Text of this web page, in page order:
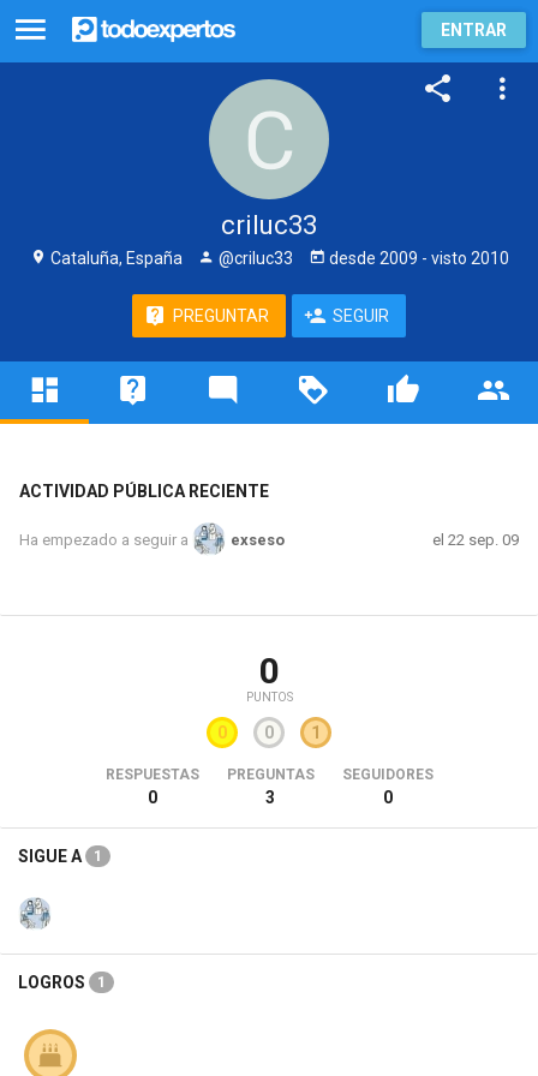
ENTRAR
criluc33
Cataluña, España @criluc33 desde 2009 - visto 2010
PREGUNTAR SEGUIR
ACTIVIDAD PÚBLICA RECIENTE
Ha empezado a seguir a exseso el 22 sep. 09
0
PUNTOS
0 0 1
RESPUESTAS
0
PREGUNTAS
3
SEGUIDORES
0
SIGUE A 1
LOGROS 1